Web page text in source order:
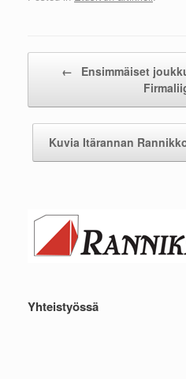
←
Ensimmäiset
Kuvia Itärannan
Yhteistyössä